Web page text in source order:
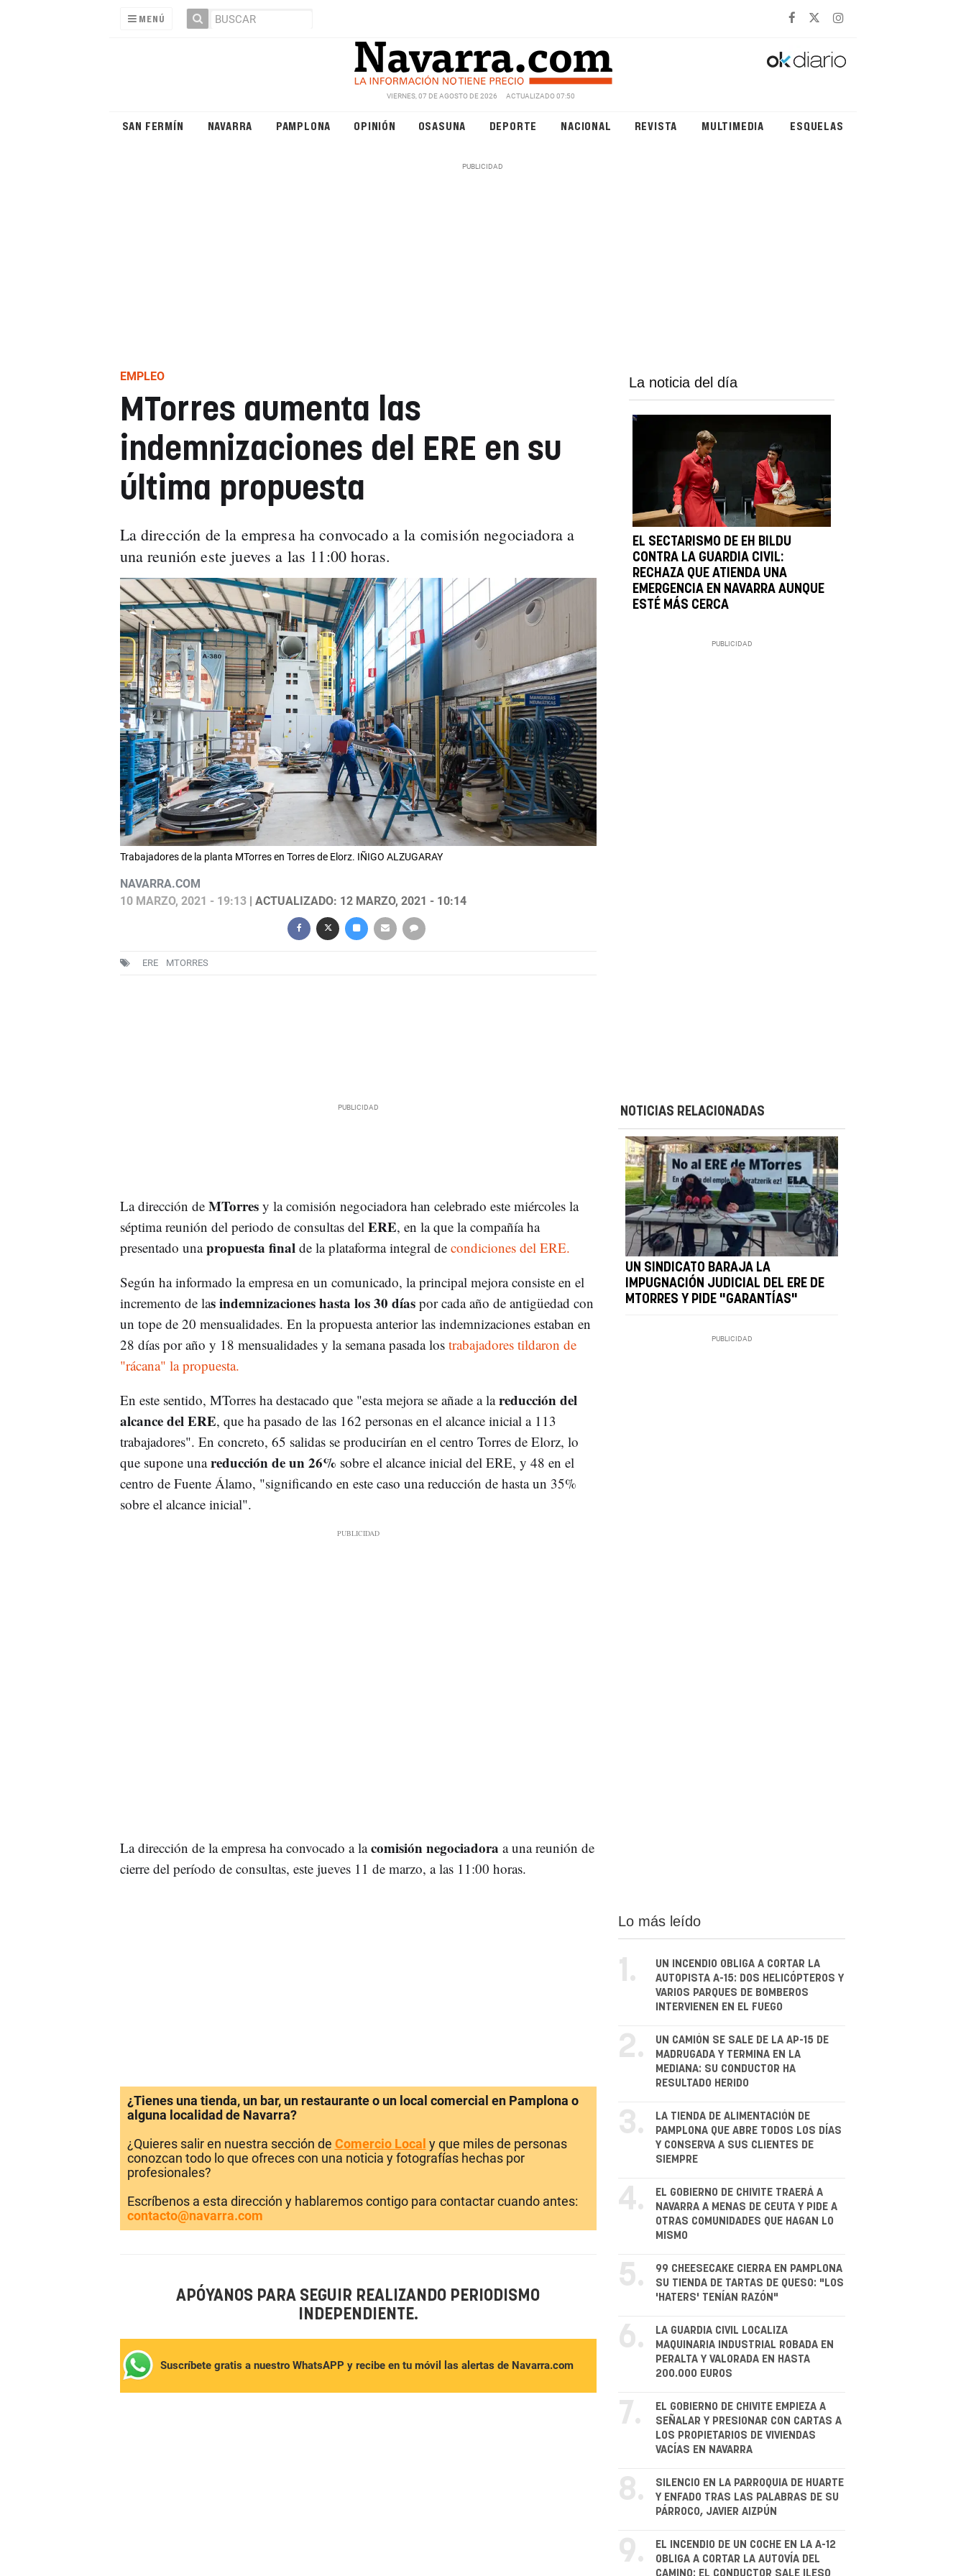
MENÚ
VIERNES, 07 DE AGOSTO DE 2026 ACTUALIZADO 07:50
SAN FERMÍN NAVARRA PAMPLONA OPINIÓN OSASUNA DEPORTE NACIONAL REVISTA MULTIMEDIA ESQUELAS
EMPLEO
MTorres aumenta las
indemnizaciones del ERE en su
última propuesta
La dirección de la empresa ha convocado a la comisión negociadora a
una reunión este jueves a las 11:00 horas.
Trabajadores de la planta MTorres en Torres de Elorz. IÑIGO ALZUGARAY
NAVARRA.COM
10 MARZO, 2021 - 19:13| ACTUALIZADO: 12 MARZO, 2021 - 10:14
ERE MTORRES
La noticia del día
EL SECTARISMO DE EH BILDU
CONTRA LA GUARDIA CIVIL:
RECHAZA QUE ATIENDA UNA
EMERGENCIA EN NAVARRA AUNQUE
ESTÉ MÁS CERCA
La dirección de MTorresy la comisión negociadora han celebrado este miércoles la
séptima reunión del periodo de consultas del ERE, en la que la compañía ha
presentado unapropuesta final de la plataforma integral de condiciones del ERE.
Según ha informado la empresa en un comunicado, la principal mejora consiste en el
incremento de las indemnizaciones hasta los 30 díaspor cada año de antigüedad con
un tope de 20 mensualidades. En la propuesta anterior las indemnizaciones estaban en
28 días por año y 18 mensualidades y la semana pasada los trabajadores tildaron de
"rácana" la propuesta.
En este sentido, MTorres ha destacado que "esta mejora se añade a lareducción del
alcance del ERE, que ha pasado de las 162 personas en el alcance inicial a 113
trabajadores". En concreto, 65 salidas se producirían en el centro Torres de Elorz, lo
que supone unareducción de un 26% sobre el alcance inicial del ERE, y 48 en el
centro de Fuente Álamo, "significando en este caso una reducción de hasta un 35%
sobre el alcance inicial".
La dirección de la empresa ha convocado a lacomisión negociadora a una reunión de
cierre del período de consultas, este jueves 11 de marzo, a las 11:00 horas.
NOTICIAS RELACIONADAS
UN SINDICATO BARAJA LA
IMPUGNACIÓN JUDICIAL DEL ERE DE
MTORRES Y PIDE "GARANTÍAS"
¿Tienes una tienda, un bar, un restaurante o un local comercial en Pamplona o
alguna localidad de Navarra?
¿Quieres salir en nuestra sección de Comercio Local y que miles de personas
conozcan todo lo que ofreces con una noticia y fotografías hechas por
profesionales?
Escríbenos a esta dirección y hablaremos contigo para contactar cuando antes:
contacto@navarra.com
APÓYANOS PARA SEGUIR REALIZANDO PERIODISMO
INDEPENDIENTE.
Suscríbete gratis a nuestro WhatsAPP y recibe en tu móvil las alertas de Navarra.com
Lo más leído
1.
UN INCENDIO OBLIGA A CORTAR LA
AUTOPISTA A-15: DOS HELICÓPTEROS Y
VARIOS PARQUES DE BOMBEROS
INTERVIENEN EN EL FUEGO
2.
UN CAMIÓN SE SALE DE LA AP-15 DE
MADRUGADA Y TERMINA EN LA
MEDIANA: SU CONDUCTOR HA
RESULTADO HERIDO
3.
LA TIENDA DE ALIMENTACIÓN DE
PAMPLONA QUE ABRE TODOS LOS DÍAS
Y CONSERVA A SUS CLIENTES DE
SIEMPRE
4.
EL GOBIERNO DE CHIVITE TRAERÁ A
NAVARRA A MENAS DE CEUTA Y PIDE A
OTRAS COMUNIDADES QUE HAGAN LO
MISMO
5.
99 CHEESECAKE CIERRA EN PAMPLONA
SU TIENDA DE TARTAS DE QUESO: "LOS
'HATERS' TENÍAN RAZÓN"
6.
LA GUARDIA CIVIL LOCALIZA
MAQUINARIA INDUSTRIAL ROBADA EN
PERALTA Y VALORADA EN HASTA
200.000 EUROS
7.
EL GOBIERNO DE CHIVITE EMPIEZA A
SEÑALAR Y PRESIONAR CON CARTAS A
LOS PROPIETARIOS DE VIVIENDAS
VACÍAS EN NAVARRA
8.
SILENCIO EN LA PARROQUIA DE HUARTE
Y ENFADO TRAS LAS PALABRAS DE SU
PÁRROCO, JAVIER AIZPÚN
9.
EL INCENDIO DE UN COCHE EN LA A-12
OBLIGA A CORTAR LA AUTOVÍA DEL
CAMINO: EL CONDUCTOR SALE ILESO